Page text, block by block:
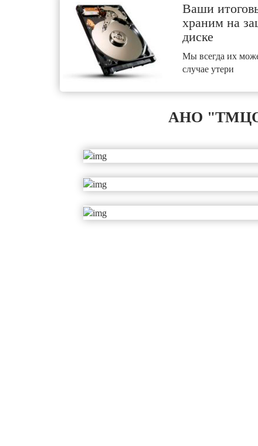
Ваши
храним на
диске
Мы всегда их
случае утери
АНО